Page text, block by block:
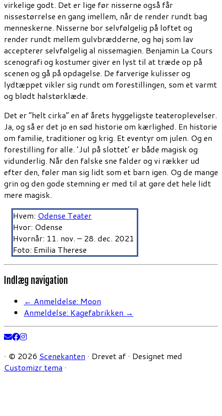
virkelige godt. Det er lige før nisserne også får
nissestørrelse en gang imellem, når de render rundt bag
menneskerne. Nisserne bor selvfølgelig på loftet og
render rundt mellem gulvbrædderne, og høj som lav
accepterer selvfølgelig al nissemagien. Benjamin La Cours
scenografi og kostumer giver en lyst til at træde op på
scenen og gå på opdagelse. De farverige kulisser og
lydtæppet vikler sig rundt om forestillingen, som et varmt
og blødt halstørklæde.
Det er ”helt cirka” en af årets hyggeligste teateroplevelser.
Ja, og så er det jo en sød historie om kærlighed. En historie
om familie, traditioner og krig. Et eventyr om julen. Og en
forestilling for alle. ’Jul på slottet’ er både magisk og
vidunderlig. Når den falske sne falder og vi rækker ud
efter den, føler man sig lidt som et barn igen. Og de mange
grin og den gode stemning er med til at gøre det hele lidt
mere magisk.
Hvem: Odense Teater
Hvor: Odense
Hvornår: 11. nov. – 28. dec. 2021
Foto: Emilia Therese
Indlæg navigation
← Anmeldelse: Moon
Anmeldelse: Kagefabrikken →
· © 2026 Scenekanten · Drevet af · Designet med
Customizr tema ·